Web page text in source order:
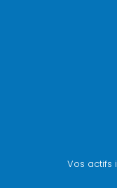
Vos actifs